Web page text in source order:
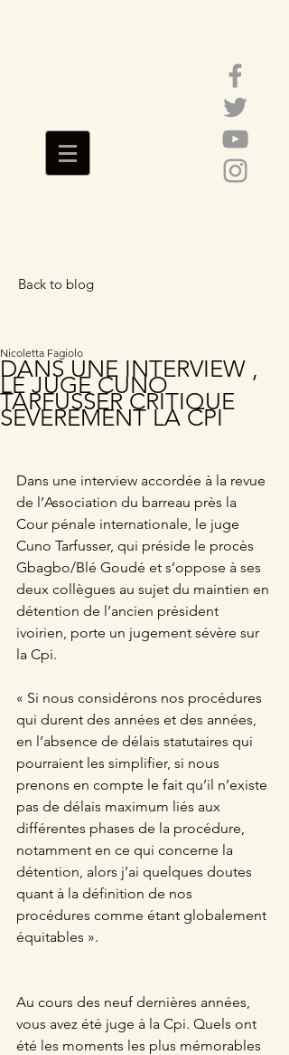
Back to blog
DANS UNE INTERVIEW ,
LE JUGE CUNO
TARFUSSER CRITIQUE
SEVEREMENT LA CPI
Nicoletta Fagiolo
Dans une interview accordée à la revue
de l’Association du barreau près la
Cour pénale internationale, le juge
Cuno Tarfusser, qui préside le procès
Gbagbo/Blé Goudé et s’oppose à ses
deux collègues au sujet du maintien en
détention de l’ancien président
ivoirien, porte un jugement sévère sur
la Cpi.
« Si nous considérons nos procédures
qui durent des années et des années,
en l’absence de délais statutaires qui
pourraient les simplifier, si nous
prenons en compte le fait qu’il n’existe
pas de délais maximum liés aux
différentes phases de la procédure,
notamment en ce qui concerne la
détention, alors j’ai quelques doutes
quant à la définition de nos
procédures comme étant globalement
équitables ».
Au cours des neuf dernières années,
vous avez été juge à la Cpi. Quels ont
été les moments les plus mémorables